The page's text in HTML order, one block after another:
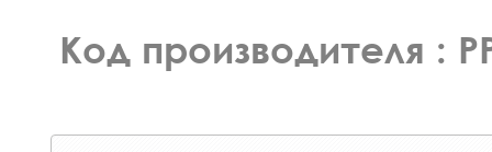
Код производителя :